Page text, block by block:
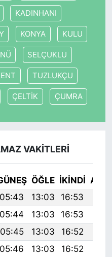
KADINHANI
KONYA KULU
SELÇUKLU
TUZLUKÇU
ÇELTİK ÇUMRA
VAKITLERI
ÖĞLE İKINDI
05:43 13:03 16:53
05:44 13:03 16:53
05:45 13:03 16:52
05:46 13:03 16:52